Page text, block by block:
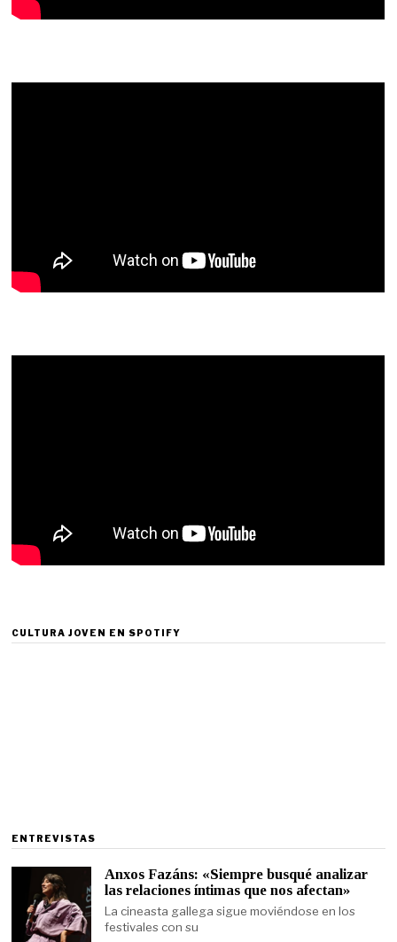
CULTURA JOVEN EN SPOTIFY
ENTREVISTAS
Anxos Fazáns: «Siempre busqué analizar
las relaciones íntimas que nos afectan»
La cineasta gallega sigue moviéndose en los
festivales con su